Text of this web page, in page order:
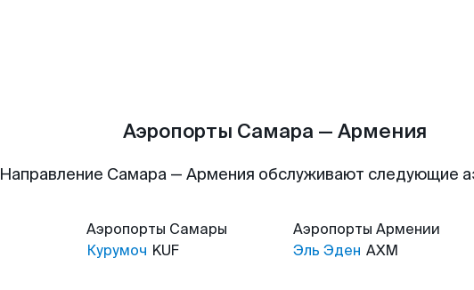
Аэропорты Самара — Армения
Направление Самара — Армения обслуживают следующие
Аэропорты Самары
Курумоч KUF
Аэропорты Армении
Эль Эден AXM